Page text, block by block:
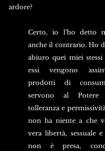
ardore?
Certo, io l’ho detto
anche il contrario. Ho
abiuro quei miei
essi vengono
prodotti di
servono al Potere
tolleranza e
non ha niente a che
vera libertà, sessuale
non è presa,